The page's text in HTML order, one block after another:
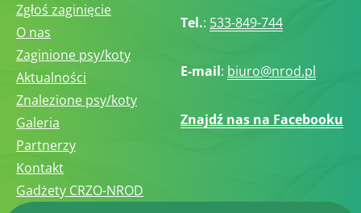
Zgłoś zaginięcie
O nas
Zaginione psy/koty
Aktualności
Znalezione psy/koty
Galeria
Partnerzy
Kontakt
Gadżety CRZO-NROD
Tel.: 533-849-744
E-mail: biuro@nrod.pl
Znajdź nas na Facebooku